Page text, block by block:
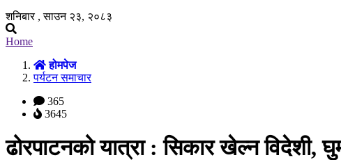
शनिबार , साउन २३, २०८३
Home
होमपेज
पर्यटन समाचार
365
3645
ढोरपाटनको यात्रा : सिकार खेल्न विदेशी,